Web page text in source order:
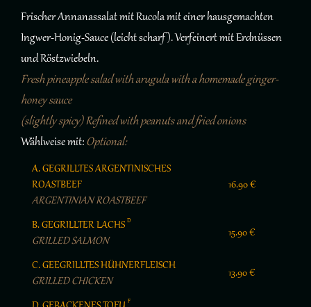
Frischer Annanassalat mit Rucola mit einer hausgemachten
Ingwer-Honig-Sauce (leicht scharf ). Verfeinert mit Erdnüssen
und Röstzwiebeln.
Fresh pineapple salad with arugula with a homemade ginger-
honey sauce
(slightly spicy) Refined with peanuts and fried onions
Wählweise mit: Optional:
A. GEGRILLTES ARGENTINISCHES
ROASTBEEF
ARGENTINIAN ROASTBEEF
16.90 €
B. GEGRILLTER LACHSD
GRILLED SALMON
15.90 €
C. GEEGRILLTES HÜHNERFLEISCH
GRILLED CHICKEN
13.90 €
F